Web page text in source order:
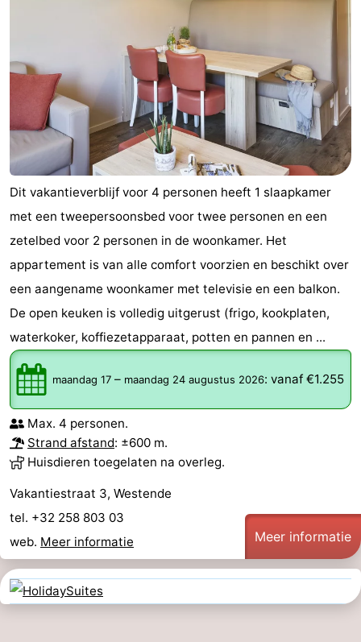
Dit vakantieverblijf voor 4 personen heeft 1 slaapkamer
met een tweepersoonsbed voor twee personen en een
zetelbed voor 2 personen in de woonkamer. Het
appartement is van alle comfort voorzien en beschikt over
een aangename woonkamer met televisie en een balkon.
De open keuken is volledig uitgerust (frigo, kookplaten,
waterkoker, koffiezetapparaat, potten en pannen en ...
maandag 17 – maandag 24 augustus 2026: vanaf €1.255
Max. 4 personen.
Strand afstand: ±600 m.
Huisdieren toegelaten na overleg.
Vakantiestraat 3, Westende
tel. +32 258 803 03
web. Meer informatie Meer informatie